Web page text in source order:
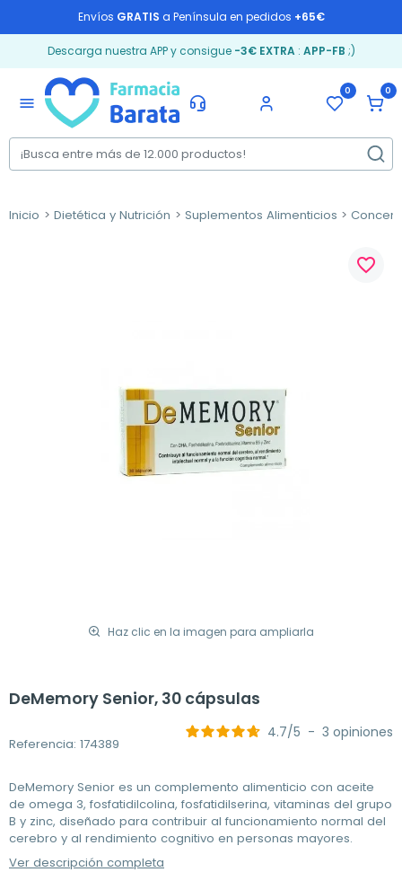
Envíos GRATIS a Península en pedidos +65€
Descarga nuestra APP y consigue -3€ EXTRA: APP-FB ;)
menu
0 0
Inicio Dietética y Nutrición Suplementos Alimenticios
Haz clic en la imagen para ampliarla
favorite_border
DeMemory Senior, 30 cápsulas
Referencia: 174389
4.7/5 - 3 opiniones
DeMemory Senior es un complemento alimenticio con aceite
de omega 3, fosfatidilcolina, fosfatidilserina, vitaminas del grupo
B y zinc, diseñado para contribuir al funcionamiento normal del
cerebro y al rendimiento cognitivo en personas mayores.
Ver descripción completa